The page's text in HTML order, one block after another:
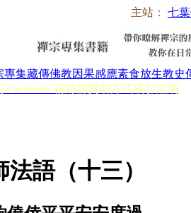
主站： 七
專集藏傳佛教因果感應素食放生教史
Facebook 粉絲群贊助方式戒邪淫網
語（十三）